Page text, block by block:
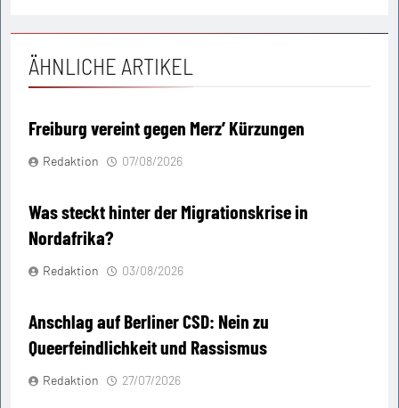
ÄHNLICHE ARTIKEL
Freiburg vereint gegen Merz’ Kürzungen
Redaktion 07/08/2026
Was steckt hinter der Migrationskrise in
Nordafrika?
Redaktion 03/08/2026
Anschlag auf Berliner CSD: Nein zu
Queerfeindlichkeit und Rassismus
Redaktion 27/07/2026